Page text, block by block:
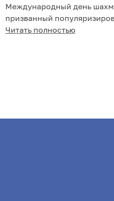
Международный день
призванный
интеллектуальную игру,
Читать полностью